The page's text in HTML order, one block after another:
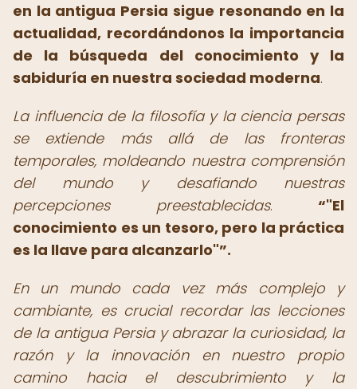
en la antigua Persia sigue resonando en la
actualidad, recordándonos la importancia
de la búsqueda del conocimiento y la
sabiduría en nuestra sociedad moderna.
La influencia de la filosofía y la ciencia persas
se extiende más allá de las fronteras
temporales, moldeando nuestra comprensión
del mundo y desafiando nuestras
percepciones preestablecidas.
"El
conocimiento es un tesoro, pero la práctica
es la llave para alcanzarlo" .
En un mundo cada vez más complejo y
cambiante, es crucial recordar las lecciones
de la antigua Persia y abrazar la curiosidad, la
razón y la innovación en nuestro propio
camino hacia el descubrimiento y la